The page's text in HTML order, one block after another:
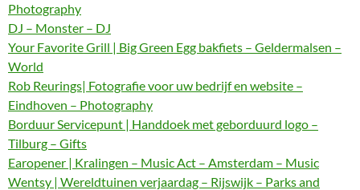
Photography
DJ – Monster – DJ
Your Favorite Grill | Big Green Egg bakfiets – Geldermalsen –
World
Rob Reurings| Fotografie voor uw bedrijf en website –
Eindhoven – Photography
Borduur Servicepunt | Handdoek met geborduurd logo –
Tilburg – Gifts
Earopener | Kralingen – Music Act – Amsterdam – Music
Wentsy | Wereldtuinen verjaardag – Rijswijk – Parks and